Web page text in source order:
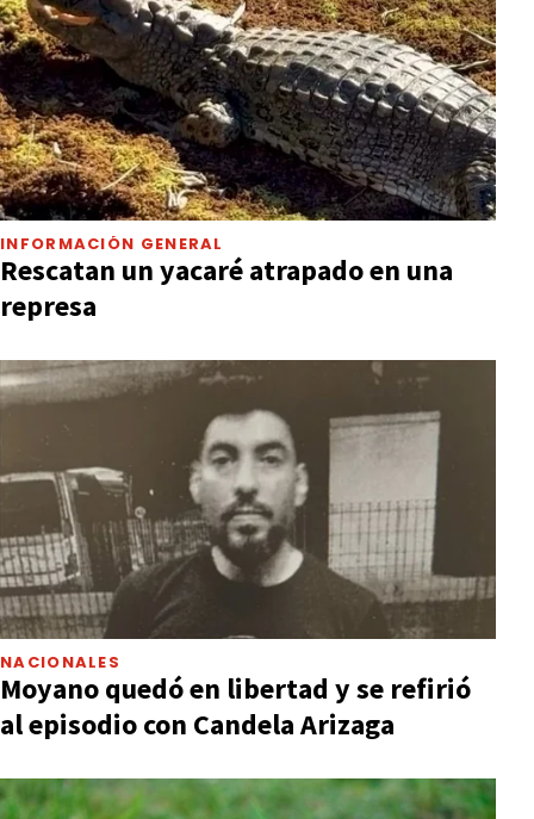
INFORMACIÓN GENERAL
Rescatan un yacaré atrapado en una
represa
NACIONALES
Moyano quedó en libertad y se refirió
al episodio con Candela Arizaga